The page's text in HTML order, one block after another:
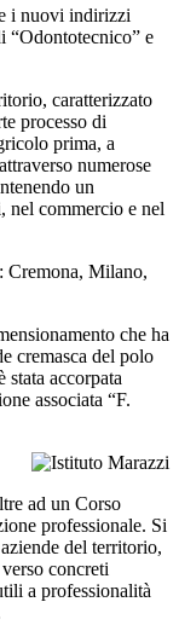
i nuovi indirizzi
“Odontotecnico” e
caratterizzato
processo di
prima, a
numerose
un
nel commercio e nel
Cremona, Milano,
che ha
cremasca del polo
accorpata
associata “F.
ad un Corso
professionale. Si
del territorio,
concreti
a professionalità